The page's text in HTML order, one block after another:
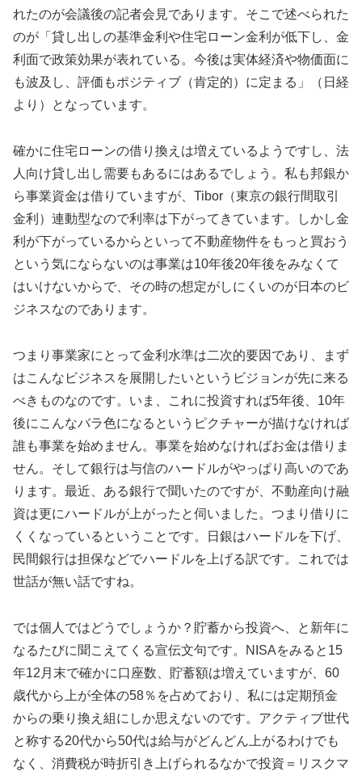
れたのが会議後の記者会見であります。そこで述べられた
のが「貸し出しの基準金利や住宅ローン金利が低下し、金
利面で政策効果が表れている。今後は実体経済や物価面に
も波及し、評価もポジティブ（肯定的）に定まる」（日経
より）となっています。
確かに住宅ローンの借り換えは増えているようですし、法
人向け貸し出し需要もあるにはあるでしょう。私も邦銀か
ら事業資金は借りていますが、Tibor（東京の銀行間取引
金利）連動型なので利率は下がってきています。しかし金
利が下がっているからといって不動産物件をもっと買おう
という気にならないのは事業は10年後20年後をみなくて
はいけないからで、その時の想定がしにくいのが日本のビ
ジネスなのであります。
つまり事業家にとって金利水準は二次的要因であり、まず
はこんなビジネスを展開したいというビジョンが先に来る
べきものなのです。いま、これに投資すれば5年後、10年
後にこんなバラ色になるというピクチャーが描けなければ
誰も事業を始めません。事業を始めなければお金は借りま
せん。そして銀行は与信のハードルがやっぱり高いのであ
ります。最近、ある銀行で聞いたのですが、不動産向け融
資は更にハードルが上がったと伺いました。つまり借りに
くくなっているということです。日銀はハードルを下げ、
民間銀行は担保などでハードルを上げる訳です。これでは
世話が無い話ですね。
では個人ではどうでしょうか？貯蓄から投資へ、と新年に
なるたびに聞こえてくる宣伝文句です。NISAをみると15
年12月末で確かに口座数、貯蓄額は増えていますが、60
歳代から上が全体の58％を占めており、私には定期預金
からの乗り換え組にしか思えないのです。アクティブ世代
と称する20代から50代は給与がどんどん上がるわけでも
なく、消費税が時折引き上げられるなかで投資＝リスクマ